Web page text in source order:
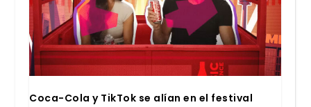
Coca-Cola y Tik­Tok se alían en el fes­ti­val